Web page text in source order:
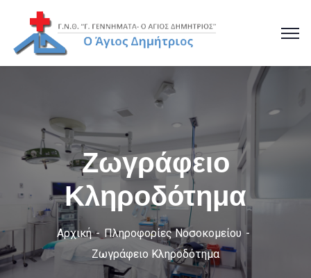
Ζωγράφειο
Κληροδότημα
Αρχική
Πληροφορίες Νοσοκομείου
Ζωγράφειο Κληροδότημα